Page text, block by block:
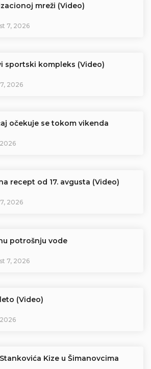
mreži (Video)
7, 2026
sportski kompleks (Video)
2026
očekuje se tokom vikenda
recept od 17. avgusta (Video)
2026
potrošnju vode
7, 2026
(Video)
Kize u Šimanovcima